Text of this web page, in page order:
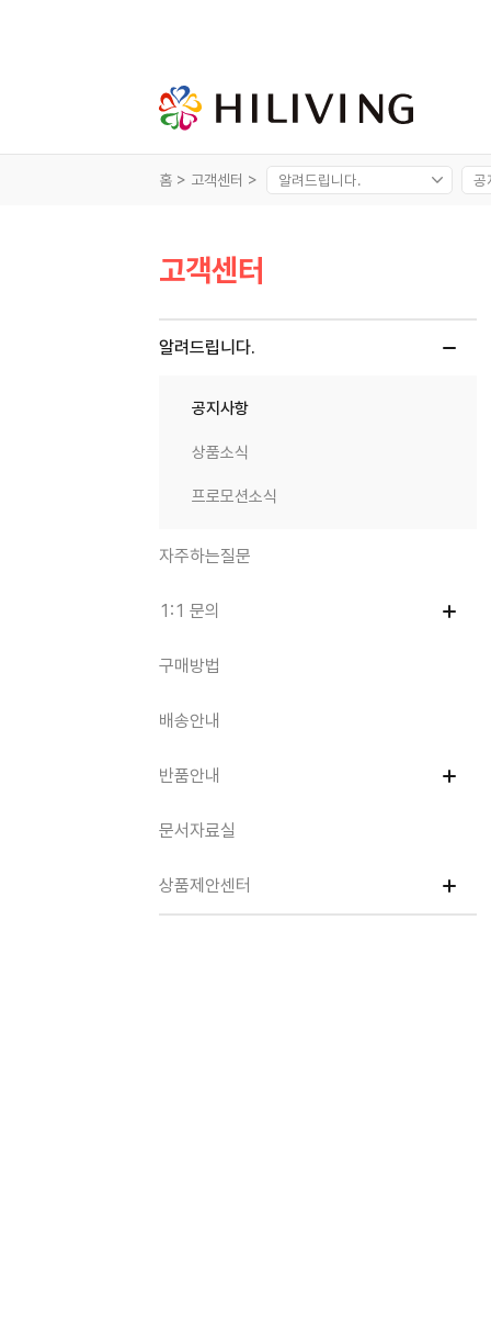
홈 > 고객센터 >
고객센터
알려드립니다.
공지사항
상품소식
프로모션소식
자주하는질문
1:1 문의
구매방법
배송안내
반품안내
문서자료실
상품제안센터